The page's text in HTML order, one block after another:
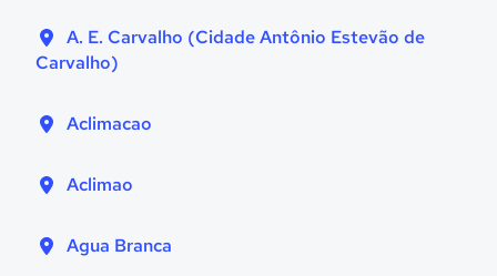
A. E. Carvalho (Cidade Antônio Estevão de
Carvalho)
Aclimacao
Aclimao
Agua Branca